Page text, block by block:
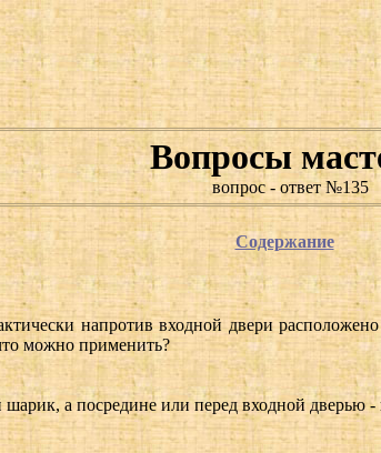
Вопросы
вопрос - ответ №135
Содержание
напротив входной двери
можно применить?
а посредине или перед входной дверью